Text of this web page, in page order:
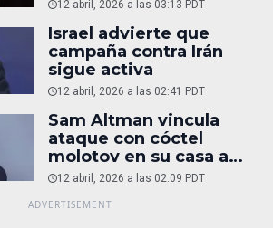
12 abril, 2026 a las 03:13 PDT
Israel advierte que
campaña contra Irán
sigue activa
12 abril, 2026 a las 02:41 PDT
Sam Altman vincula
ataque con cóctel
molotov en su casa a
reportaje
12 abril, 2026 a las 02:09 PDT